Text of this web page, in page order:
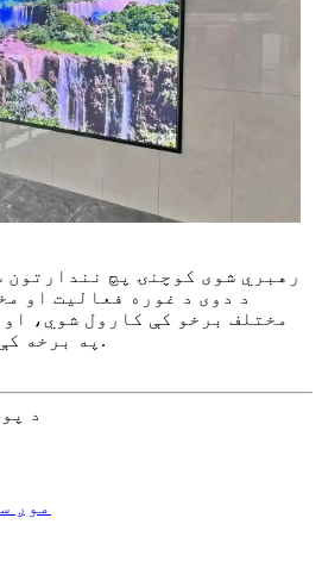
رهبري شوی کوچنۍ پچ نندارتون
د دوی د غوره فعالیت او
مختلف برخو کې کارول شوي،
په برخه کې یو نوی معیار کیږي.
د
موږ